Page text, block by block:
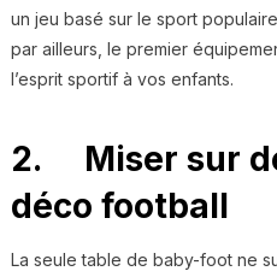
un jeu basé sur le sport
par ailleurs, le premier
l’esprit sportif à vos enfants.
2. Miser sur
déco football
La seule table de baby-foot ne